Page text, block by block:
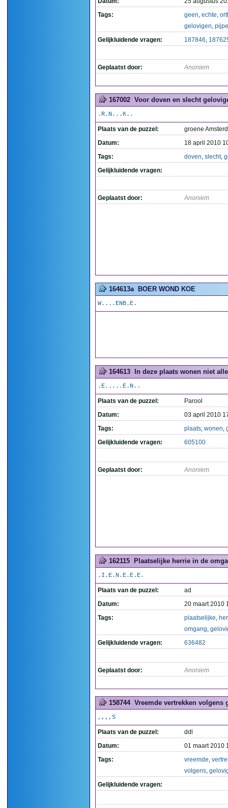
Tags:
geen, echte,
gelovigen,
Gelijkluidende vragen:
187846,
Geplaatst door: Anoniem
167002 Voor doven en slecht
.R.N...K..
Plaats van de puzzel:
groene
Datum:
18 april 2010
Tags:
doven, slecht,
Gelijkluidende vragen:
Geplaatst door: Anoniem
164613a BOER WOND KOE
W....ENB.E.
164613 In deze plaats wonen niet
.E.....E.N..
Plaats van de puzzel:
Parool
Datum:
03 april 2010
Tags:
plaats, wonen,
Gelijkluidende vragen:
605100
Geplaatst door: Anoniem
162115 Plaatselijke herrie in de
.I.E.N.E.E.E.
Plaats van de puzzel:
ad
Datum:
20 maart 2010
Tags:
plaatselijke,
omgang,
Gelijkluidende vragen:
636482
Geplaatst door: Anoniem
158744 Vreemde vertrekken volgens
,,,,S
Plaats van de puzzel:
ddl
Datum:
01 maart 2010
Tags:
vreemde,
volgens,
Gelijkluidende vragen: